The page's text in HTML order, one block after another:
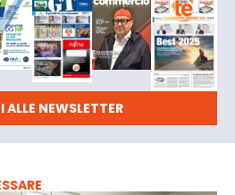
ALLE NEWSLETTER